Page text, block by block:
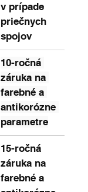
v prípade
priečnych
spojov
10-ročná
záruka na
farebné a
antikorózne
parametre
15-ročná
záruka na
farebné a